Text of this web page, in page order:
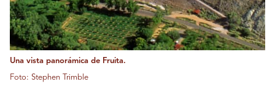
Una vista panorámica de Fruita.
Foto: Stephen Trimble